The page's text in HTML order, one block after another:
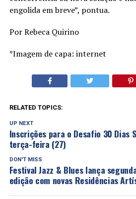
engolida em breve”, pontua.
Por Rebeca Quirino
*Imagem de capa: internet
RELATED TOPICS:
UP NEXT
Inscrições para o Desafio 30 Dias
terça-feira (27)
DON'T MISS
Festival Jazz & Blues lança
edição com novas Residências